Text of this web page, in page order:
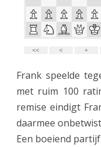
Frank speelde
met ruim 100
remise eindigt
daarmee
Een boeiend